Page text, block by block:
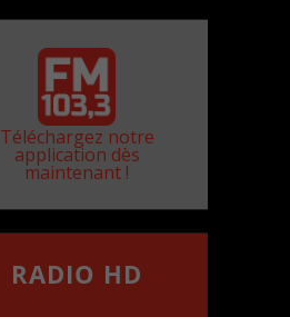
Téléchargez notre
application dès
maintenant !
RADIO HD